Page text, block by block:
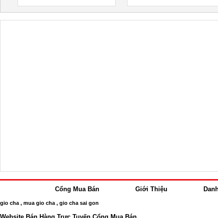
Cổng Mua Bán Giới Thiệu
gio cha , mua gio cha , gio cha sai gon